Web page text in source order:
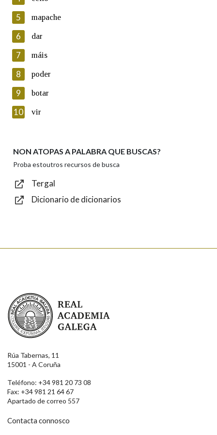
Lin e acepto as condicións da política de
Introduce o código que aparece na imaxe:
Texto de verificación
Enviar
5 mapache
6 dar
7 máis
8 poder
9 botar
10 vir
NON ATOPAS A PALABRA QUE BUSCAS?
Proba estoutros recursos de busca
Tergal
Dicionario de dicionarios
Real Academia Galega
Rúa Tabernas, 11
15001 - A Coruña
Teléfono: +34 981 20 73 08
Fax: +34 981 21 64 67
Apartado de correo 557
Contacta connosco